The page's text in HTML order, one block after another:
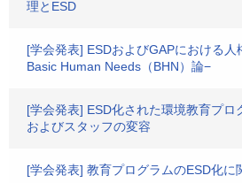
理とESD
[学会発表] ESDおよびGAPにおける
Basic Human Needs（BHN）論−
[学会発表] ESD化された環境教育プロ
およびスタッフの変容
[学会発表] 教育プログラムのESD化に